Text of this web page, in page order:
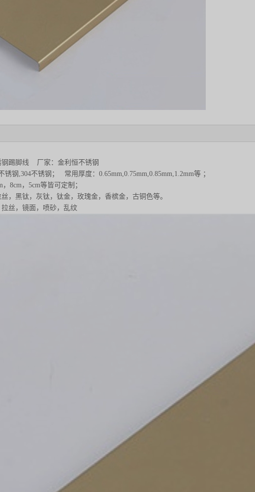
钢踢脚线 厂家：金利恒不锈钢
锈钢,304不锈钢； 常用厚度：0.65mm,0.75mm,0.85mm,1.2mm等 ；
，8cm，5cm等皆可定制；
，黑钛，灰钛，钛金，玫瑰金，香槟金，古铜色等。
丝，镜面，喷砂，乱纹